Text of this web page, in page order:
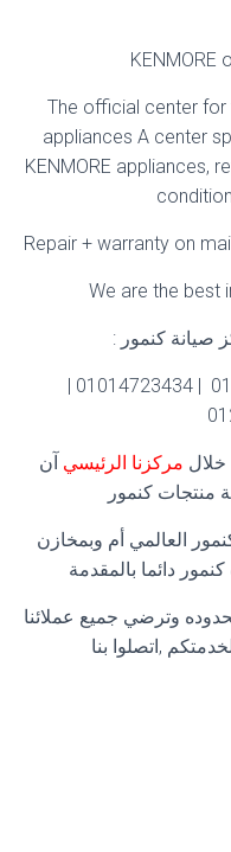
KENMORE
The official center for
appliances A center
KENMORE appliances,
Repair + warranty on
We are the best
صيانة كنمور :
01225025360 | 01127571696 | 01014723434 |
مركزنا الرئيسي آن
منتجات كنمور
العالمي أم وبمخازن
دائما بالمقدمة
وترضي جميع عملائنا
,اتصلوا بنا